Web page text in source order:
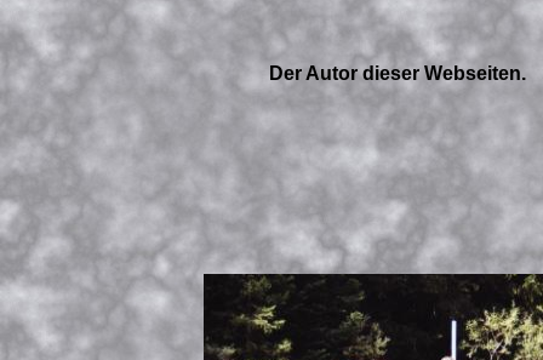
Der Autor dieser Webseiten.